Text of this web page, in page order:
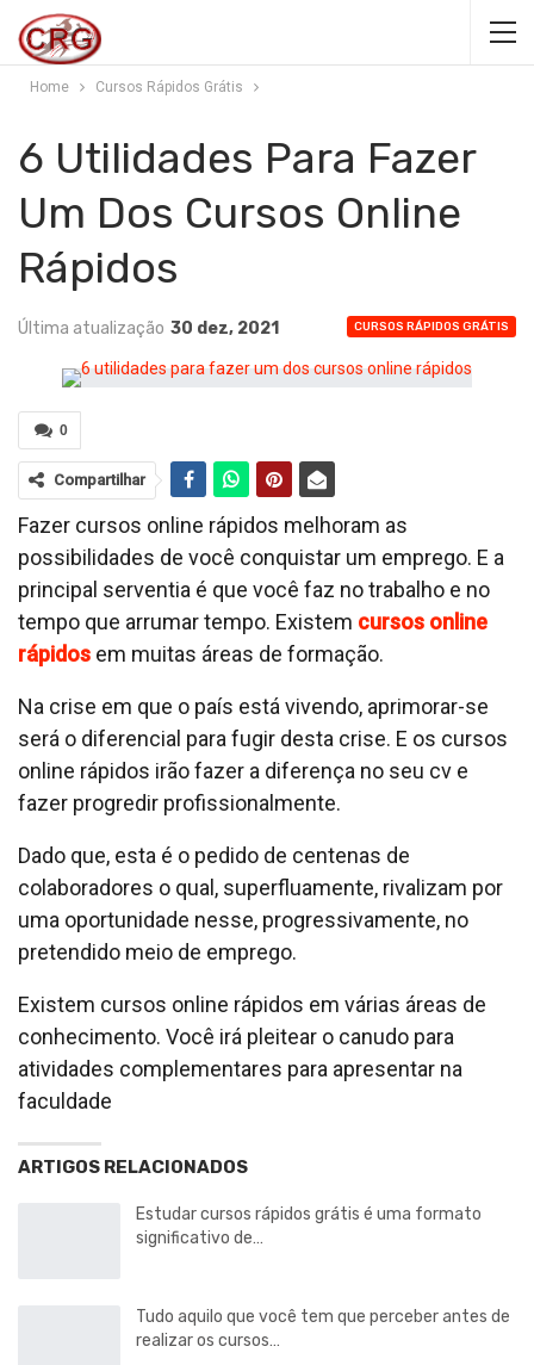
Home Cursos Rápidos Grátis
6 Utilidades Para Fazer
Um Dos Cursos Online
Rápidos
CURSOS RÁPIDOS GRÁTIS
Última atualização 30 dez, 2021
0
Compartilhar
Fazer cursos online rápidos melhoram as
possibilidades de você conquistar um emprego. E a
principal serventia é que você faz no trabalho e no
tempo que arrumar tempo. Existem cursos online
rápidos em muitas áreas de formação.
Na crise em que o país está vivendo, aprimorar-se
será o diferencial para fugir desta crise. E os cursos
online rápidos irão fazer a diferença no seu cv e
fazer progredir profissionalmente.
Dado que, esta é o pedido de centenas de
colaboradores o qual, superfluamente, rivalizam por
uma oportunidade nesse, progressivamente, no
pretendido meio de emprego.
Existem cursos online rápidos em várias áreas de
conhecimento. Você irá pleitear o canudo para
atividades complementares para apresentar na
faculdade
ARTIGOS RELACIONADOS
Estudar cursos rápidos grátis é uma formato
significativo de…
Tudo aquilo que você tem que perceber antes de
realizar os cursos…